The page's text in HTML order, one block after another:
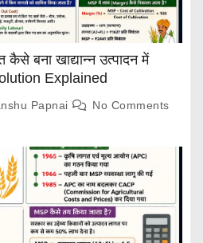
कैसे बना खाद्यान्न उत्पादन में
Explained
Papnai No Comments